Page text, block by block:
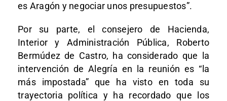
es Aragón y negociar unos presupuestos”.
Por su parte, el consejero de Hacienda,
Interior y Administración Pública, Roberto
Bermúdez de Castro, ha considerado que la
intervención de Alegría en la reunión es “la
más impostada” que ha visto en toda su
trayectoria política y ha recordado que los